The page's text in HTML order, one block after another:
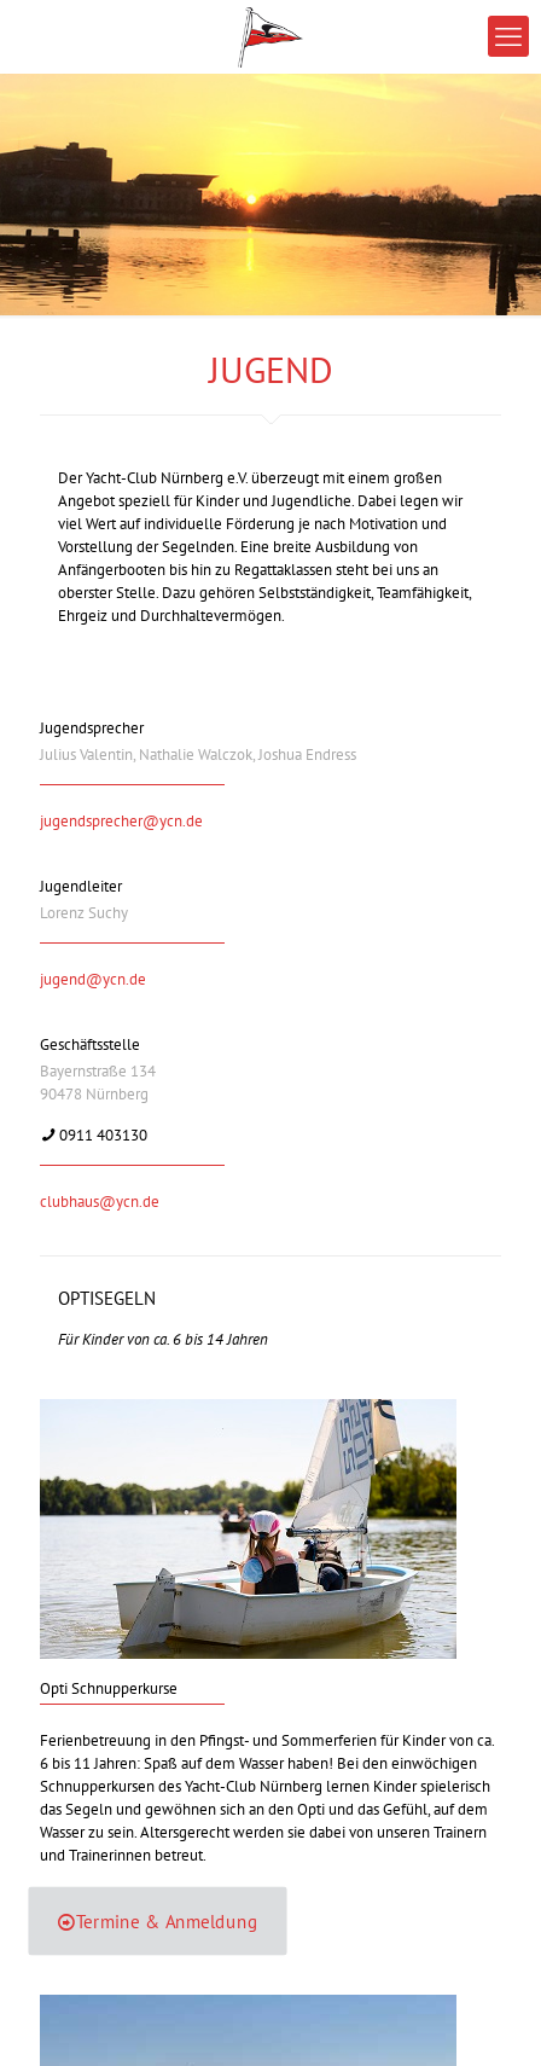
JUGEND
Der Yacht-Club Nürnberg e.V. überzeugt mit einem großen
Angebot speziell für Kinder und Jugendliche. Dabei legen wir
viel Wert auf individuelle Förderung je nach Motivation und
Vorstellung der Segelnden. Eine breite Ausbildung von
Anfängerbooten bis hin zu Regattaklassen steht bei uns an
oberster Stelle. Dazu gehören Selbstständigkeit, Teamfähigkeit,
Ehrgeiz und Durchhaltevermögen.
Jugendsprecher
Julius Valentin, Nathalie Walczok, Joshua Endress
jugendsprecher@ycn.de
Jugendleiter
Lorenz Suchy
jugend@ycn.de
Geschäftsstelle
Bayernstraße 134
90478 Nürnberg
0911 403130
clubhaus@ycn.de
OPTISEGELN
Für Kinder von ca. 6 bis 14 Jahren
Opti Schnupperkurse
Ferienbetreuung in den Pfingst- und Sommerferien für Kinder von ca.
6 bis 11 Jahren: Spaß auf dem Wasser haben! Bei den einwöchigen
Schnupperkursen des Yacht-Club Nürnberg lernen Kinder spielerisch
das Segeln und gewöhnen sich an den Opti und das Gefühl, auf dem
Wasser zu sein. Altersgerecht werden sie dabei von unseren Trainern
und Trainerinnen betreut.
Termine & Anmeldung